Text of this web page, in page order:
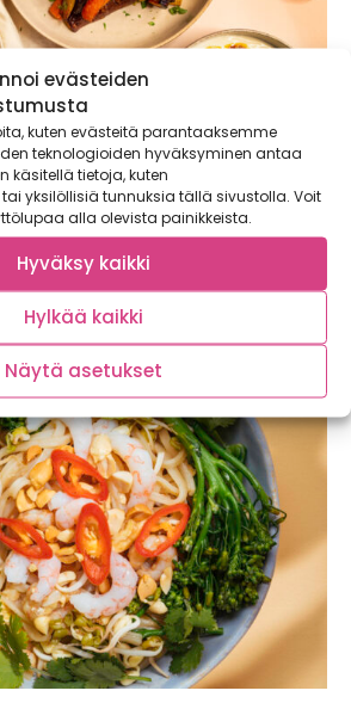
evästeiden
kuten evästeitä parantaaksemme
teknologioiden hyväksyminen antaa
käsitellä tietoja, kuten
yksilöllisiä tunnuksia tällä sivustolla. Voit
alla olevista painikkeista.
Hyväksy kaikki
Hylkää kaikki
Näytä asetukset
ja paahdetut
voisulan kanssa tarjoiltavat
uppomunat ja paahdetut